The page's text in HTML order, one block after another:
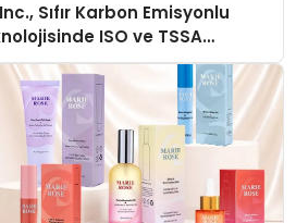
Sıfır Karbon Emisyonlu
ISO ve TSSA
Aldı